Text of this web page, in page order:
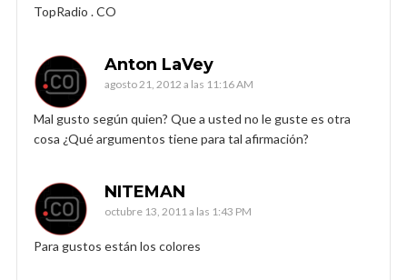
TopRadio . CO
Anton LaVey
agosto 21, 2012 a las 11:16 AM
Mal gusto según quien? Que a usted no le guste es otra
cosa ¿Qué argumentos tiene para tal afirmación?
NITEMAN
octubre 13, 2011 a las 1:43 PM
Para gustos están los colores